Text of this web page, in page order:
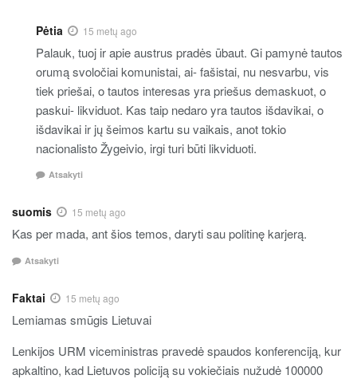
Pėtia 15 metų ago
Palauk, tuoj ir apie austrus pradės ūbaut. Gi pamynė tautos
orumą svoločiai komunistai, ai- fašistai, nu nesvarbu, vis
tiek priešai, o tautos interesas yra priešus demaskuot, o
paskui- likviduot. Kas taip nedaro yra tautos išdavikai, o
išdavikai ir jų šeimos kartu su vaikais, anot tokio
nacionalisto Žygeivio, irgi turi būti likviduoti.
Atsakyti
suomis 15 metų ago
Kas per mada, ant šios temos, daryti sau politinę karjerą.
Atsakyti
Faktai 15 metų ago
Lemiamas smūgis Lietuvai
Lenkijos URM viceministras pravedė spaudos konferenciją, kur
apkaltino, kad Lietuvos policiją su vokiečiais nužudė 100000